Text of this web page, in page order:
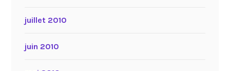
juillet 2010
juin 2010